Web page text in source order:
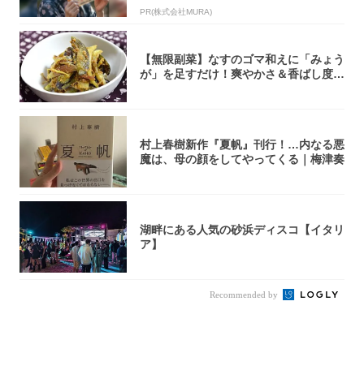
PR(株式会社MURA)
【無限副菜】なすのゴマ和えに「みょう
が」を足すだけ！爽やかさ＆香ばし度1
村上春樹新作『夏帆』刊行！…内なる悪
魔は、母の顔をしてやってくる｜梅津奏
湖畔にある人気の砂浜ディスコ【イタリ
ア】
Recommended by